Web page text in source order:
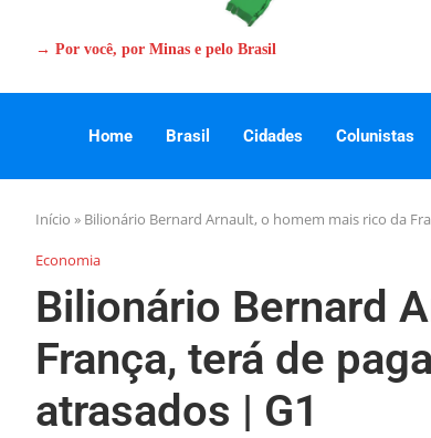
→ Por você, por Minas e pelo Brasil
Home Brasil Cidades Colunistas
Início » Bilionário Bernard Arnault, o homem mais rico da
Economia
Bilionário Bernard
França, terá de
atrasados | G1